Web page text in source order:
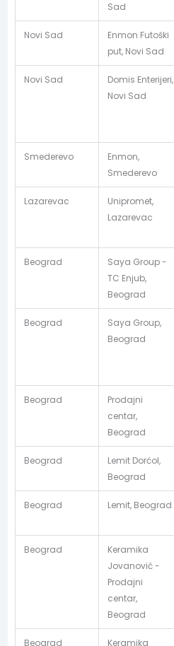
Sad
Novi Sad
Enmon Futoški
put, Novi Sad
Novi Sad
Domis Enterijeri,
Novi Sad
Smederevo
Enmon,
Smederevo
Lazarevac
Unipromet,
Lazarevac
Beograd
Saya Group -
TC Enjub,
Beograd
Beograd
Saya Group,
Beograd
Beograd
Prodajni
centar,
Beograd
Beograd
Lemit Dorćol,
Beograd
Beograd Lemit, Beograd
Beograd
Keramika
Jovanović -
Prodajni
centar,
Beograd
Beograd Keramika